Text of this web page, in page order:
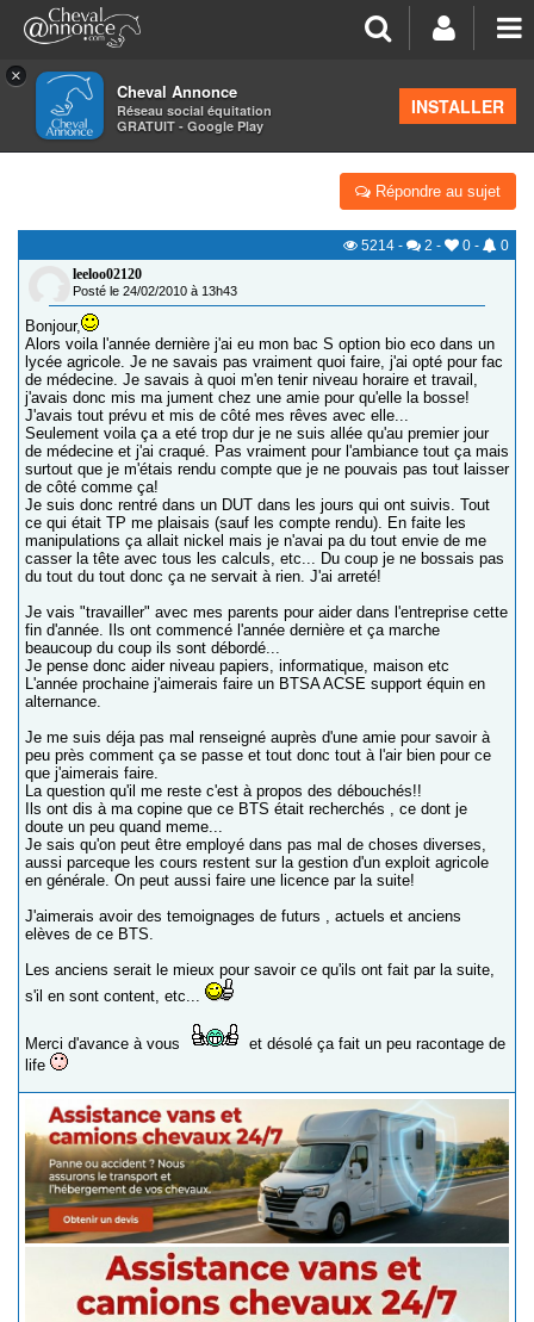
×
Cheval Annonce
Réseau social équitation
GRATUIT - Google Play
INSTALLER
>Formations équestres
TEMOIGNAGES DE BTSA ACSE SUPPORT ÉQUIN
Répondre au sujet
5214 - 2 - 0 -
0
leeloo02120
Posté le 24/02/2010 à 13h43
Bonjour,
Alors voila l'année dernière j'ai eu mon bac S option bio eco dans un
lycée agricole. Je ne savais pas vraiment quoi faire, j'ai opté pour fac
de médecine. Je savais à quoi m'en tenir niveau horaire et travail,
j'avais donc mis ma jument chez une amie pour qu'elle la bosse!
J'avais tout prévu et mis de côté mes rêves avec elle...
Seulement voila ça a eté trop dur je ne suis allée qu'au premier jour
de médecine et j'ai craqué. Pas vraiment pour l'ambiance tout ça mais
surtout que je m'étais rendu compte que je ne pouvais pas tout laisser
de côté comme ça!
Je suis donc rentré dans un DUT dans les jours qui ont suivis. Tout
ce qui était TP me plaisais (sauf les compte rendu). En faite les
manipulations ça allait nickel mais je n'avai pa du tout envie de me
casser la tête avec tous les calculs, etc... Du coup je ne bossais pas
du tout du tout donc ça ne servait à rien. J'ai arreté!
Je vais "travailler" avec mes parents pour aider dans l'entreprise cette
fin d'année. Ils ont commencé l'année dernière et ça marche
beaucoup du coup ils sont débordé...
Je pense donc aider niveau papiers, informatique, maison etc
L'année prochaine j'aimerais faire un BTSA ACSE support équin en
alternance.
Je me suis déja pas mal renseigné auprès d'une amie pour savoir à
peu près comment ça se passe et tout donc tout à l'air bien pour ce
que j'aimerais faire.
La question qu'il me reste c'est à propos des débouchés!!
Ils ont dis à ma copine que ce BTS était recherchés , ce dont je
doute un peu quand meme...
Je sais qu'on peut être employé dans pas mal de choses diverses,
aussi parceque les cours restent sur la gestion d'un exploit agricole
en générale. On peut aussi faire une licence par la suite!
J'aimerais avoir des temoignages de futurs , actuels et anciens
elèves de ce BTS.
Les anciens serait le mieux pour savoir ce qu'ils ont fait par la suite,
s'il en sont content, etc...
Merci d'avance à vous
et désolé ça fait un peu racontage de
life